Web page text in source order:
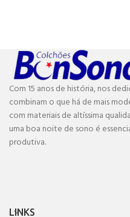
Com 15 anos de história, nos
combinam o que há de mais
com materiais de altíssima
uma boa noite de sono é
produtiva.
LINKS